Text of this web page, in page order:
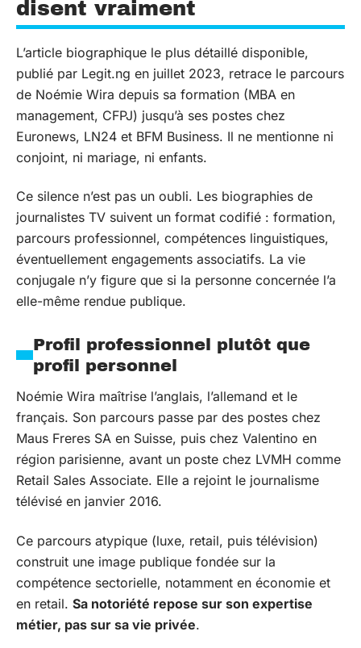
disent vraiment
L’article biographique le plus détaillé disponible,
publié par Legit.ng en juillet 2023, retrace le parcours
de Noémie Wira depuis sa formation (MBA en
management, CFPJ) jusqu’à ses postes chez
Euronews, LN24 et BFM Business. Il ne mentionne ni
conjoint, ni mariage, ni enfants.
Ce silence n’est pas un oubli. Les biographies de
journalistes TV suivent un format codifié : formation,
parcours professionnel, compétences linguistiques,
éventuellement engagements associatifs. La vie
conjugale n’y figure que si la personne concernée l’a
elle-même rendue publique.
Profil professionnel plutôt que
profil personnel
Noémie Wira maîtrise l’anglais, l’allemand et le
français. Son parcours passe par des postes chez
Maus Freres SA en Suisse, puis chez Valentino en
région parisienne, avant un poste chez LVMH comme
Retail Sales Associate. Elle a rejoint le journalisme
télévisé en janvier 2016.
Ce parcours atypique (luxe, retail, puis télévision)
construit une image publique fondée sur la
compétence sectorielle, notamment en économie et
en retail. Sa notoriété repose sur son expertise
métier, pas sur sa vie privée.